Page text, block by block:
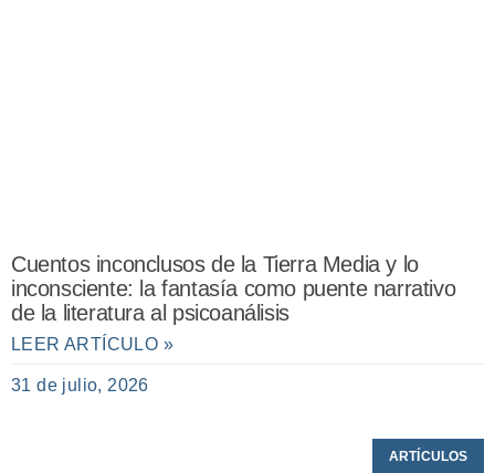
Cuentos inconclusos de la Tierra Media y lo
inconsciente: la fantasía como puente narrativo
de la literatura al psicoanálisis
LEER ARTÍCULO »
31 de julio, 2026
ARTÍCULOS